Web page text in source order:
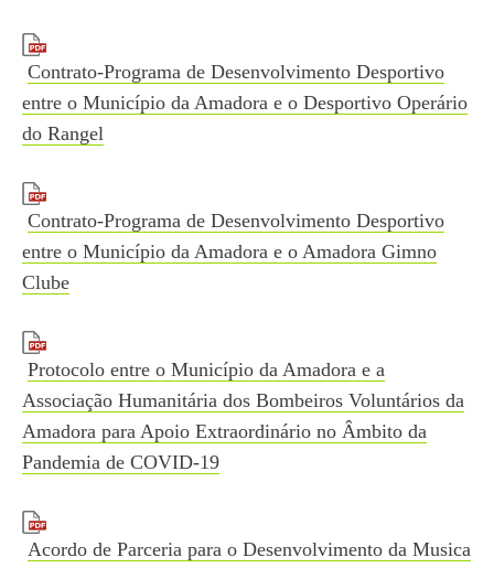
Contrato-Programa de Desenvolvimento Desportivo
entre o Município da Amadora e o Desportivo Operário
do Rangel
Contrato-Programa de Desenvolvimento Desportivo
entre o Município da Amadora e o Amadora Gimno
Clube
Protocolo entre o Município da Amadora e a
Associação Humanitária dos Bombeiros Voluntários da
Amadora para Apoio Extraordinário no Âmbito da
Pandemia de COVID-19
Acordo de Parceria para o Desenvolvimento da Musica